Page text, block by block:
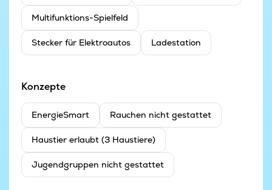
Multifunktions-Spielfeld
Stecker für Elektroautos Ladestation
Konzepte
EnergieSmart Rauchen nicht gestattet
Haustier erlaubt (3 Haustiere)
Jugendgruppen nicht gestattet